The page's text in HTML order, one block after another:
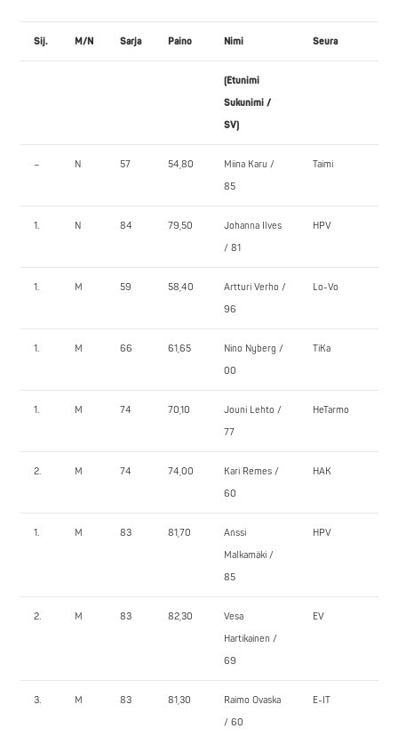
Sij. M/N Sarja Paino Nimi Seura
(Etunimi
Sukunimi /
SV)
– N 57 54,80
Miina Karu /
85
Taimi
1. N 84 79,50
Johanna Ilves
/ 81
HPV
1. M 59 58,40
Artturi Verho /
96
Lo-Vo
1. M 66 61,65
Nino Nyberg /
00
TiKa
1. M 74 70,10
Jouni Lehto /
77
HeTarmo
2. M 74 74,00
Kari Remes /
60
HAK
1. M 83 81,70
Anssi
Malkamäki /
85
HPV
2. M 83 82,30
Vesa
Hartikainen /
69
EV
3. M 83 81,30
Raimo Ovaska
/ 60
E-IT